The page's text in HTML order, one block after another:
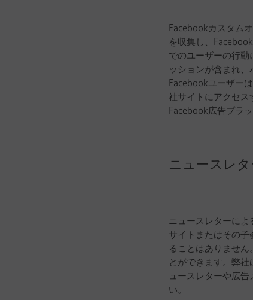
Facebookカスタム
を収集し、
でのユーザーの行
ッションが含まれ
Facebookユーザー
社サイトにアクセ
Facebook広告プラ
ニュースレタ
ニュースレターに
サイトまたはその
ることはありませ
とができます。弊
ュースレターや広
い。